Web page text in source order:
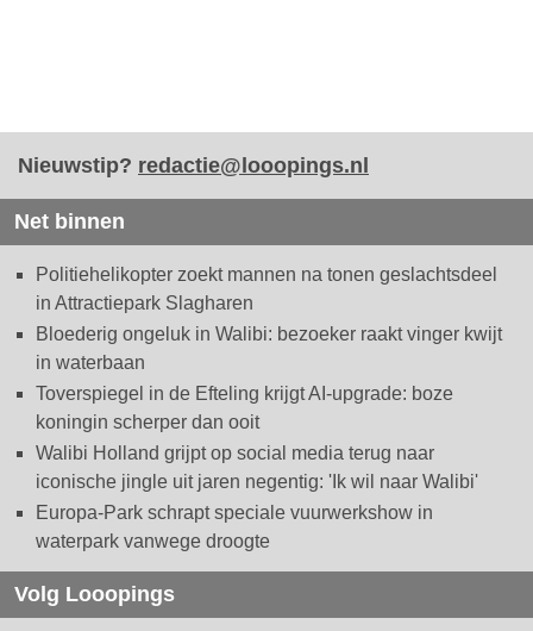
Nieuwstip? redactie@looopings.nl
Net binnen
Politiehelikopter zoekt mannen na tonen geslachtsdeel
in Attractiepark Slagharen
Bloederig ongeluk in Walibi: bezoeker raakt vinger kwijt
in waterbaan
Toverspiegel in de Efteling krijgt AI-upgrade: boze
koningin scherper dan ooit
Walibi Holland grijpt op social media terug naar
iconische jingle uit jaren negentig: 'Ik wil naar Walibi'
Europa-Park schrapt speciale vuurwerkshow in
waterpark vanwege droogte
Volg Looopings